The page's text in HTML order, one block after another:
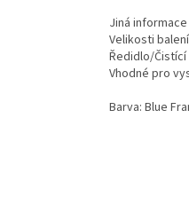
Jiná informace
Velikosti
Ředidlo/
Vhodné pro
Barva: Blue